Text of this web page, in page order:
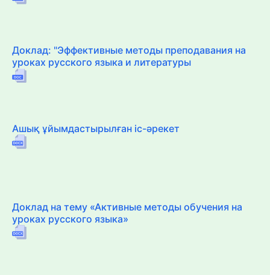
Доклад: "Эффективные методы преподавания на
уроках русского языка и литературы
Ашық ұйымдастырылған іс-әрекет
Доклад на тему «Активные методы обучения на
уроках русского языка»